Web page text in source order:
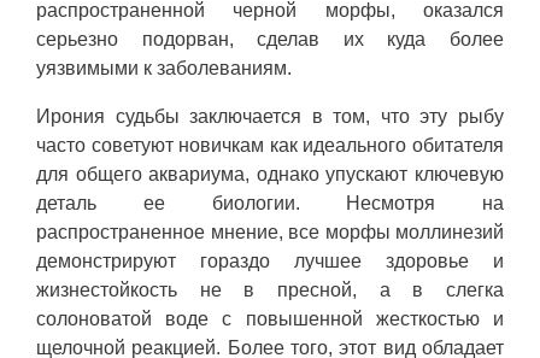
распространенной черной морфы, оказался
серьезно подорван, сделав их куда более
уязвимыми к заболеваниям.
Ирония судьбы заключается в том, что эту рыбу
часто советуют новичкам как идеального обитателя
для общего аквариума, однако упускают ключевую
деталь ее биологии. Несмотря на
распространенное мнение, все морфы моллинезий
демонстрируют гораздо лучшее здоровье и
жизнестойкость не в пресной, а в слегка
солоноватой воде с повышенной жесткостью и
щелочной реакцией. Более того, этот вид обладает